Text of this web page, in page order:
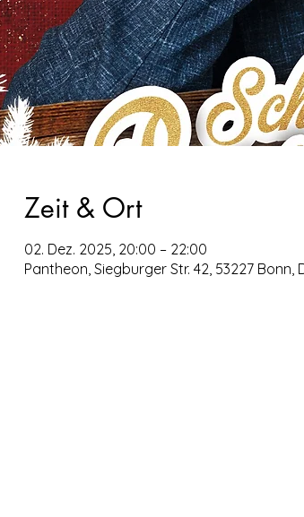
Zeit & Ort
02. Dez. 2025, 20:00 – 22:00
Pantheon, Siegburger Str. 42, 53227 Bonn,